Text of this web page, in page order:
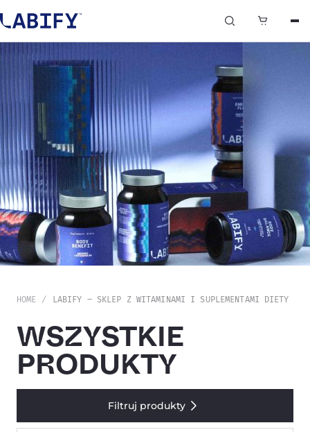
HOME LABIFY – SKLEP Z WITAMINAMI I SUPLEMENTAMI DIETY
WSZYSTKIE
PRODUKTY
Filtruj produkty